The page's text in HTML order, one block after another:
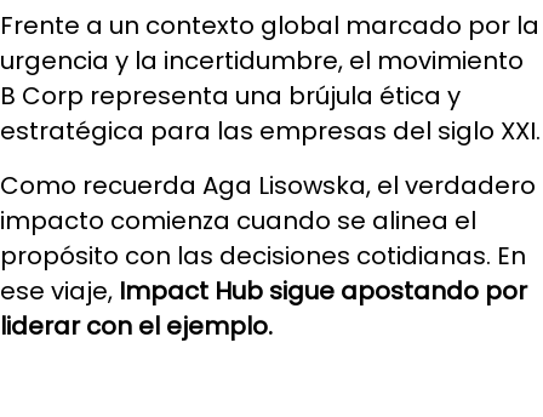
Frente a un contexto global marcado por la
urgencia y la incertidumbre, el movimiento
B Corp representa una brújula ética y
estratégica para las empresas del siglo XXI.
Como recuerda Aga Lisowska, el verdadero
impacto comienza cuando se alinea el
propósito con las decisiones cotidianas. En
ese viaje, Impact Hub sigue apostando por
liderar con el ejemplo.